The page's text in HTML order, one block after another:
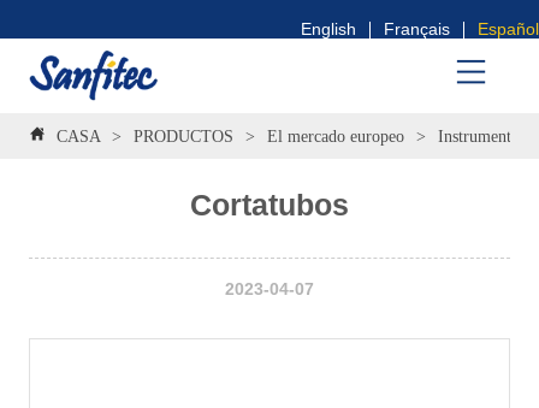
English Français Español
CASA > PRODUCTOS > El mercado europeo > Instrumentos
Cortatubos
2023-04-07